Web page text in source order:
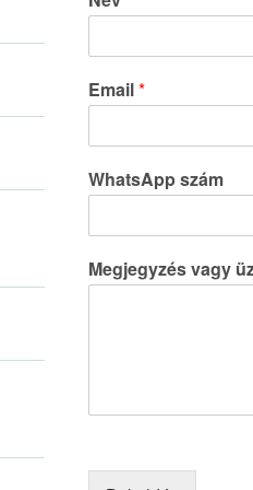
Email*
WhatsApp szám
Megjegyzés vagy